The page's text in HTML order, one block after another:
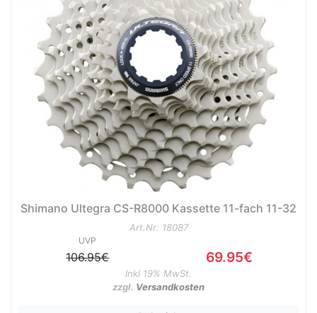
Shimano Ultegra CS-R8000 Kassette 11-fach 11-32
Art.Nr: 18087
UVP
106.95€ 69.95€
Inkl 19% MwSt.
zzgl. Versandkosten